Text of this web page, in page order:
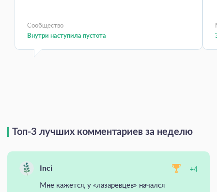
Сообщество
Внутри наступила пустота
Топ-3 лучших комментариев за неделю
Inci +4
Мне кажется, у «лазаревцев» начался